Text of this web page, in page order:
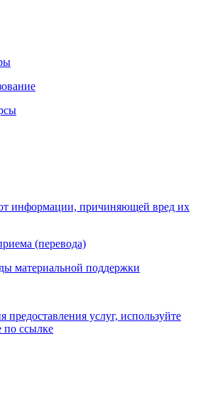
информации, причиняющей вред их
(перевода)
материальной поддержки
предоставления услуг, используйте
по ссылке